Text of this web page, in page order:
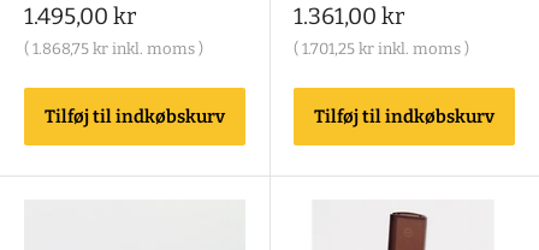
Salgspris
1.495,00 kr
( 1.868,75 kr inkl. moms )
Tilføj til indkøbskurv
Salgspris
1.361,00 kr
( 1.701,25 kr inkl. moms )
Tilføj til indkøbskurv